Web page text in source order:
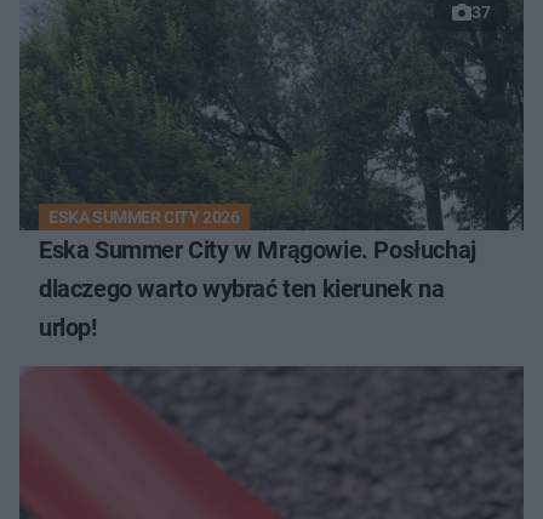
37
ESKA SUMMER CITY 2026
Eska Summer City w Mrągowie. Posłuchaj
dlaczego warto wybrać ten kierunek na
urlop!